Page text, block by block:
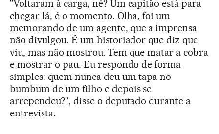
"Voltaram à carga, né? Um capitão está para
chegar lá, é o momento. Olha, foi um
memorando de um agente, que a imprensa
não divulgou. É um historiador que diz que
viu, mas não mostrou. Tem que matar a cobra
e mostrar o pau. Eu respondo de forma
simples: quem nunca deu um tapa no
bumbum de um filho e depois se
arrependeu?", disse o deputado durante a
entrevista.